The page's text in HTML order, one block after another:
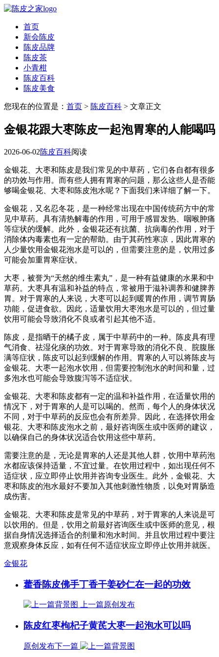
首页
新会陈皮
陈皮品牌
陈皮茶
小青柑
陈皮百科
陈皮美食
您现在的位置是： 首页 > 陈皮百科 > 文章正文
金银花跟大枣陈皮一起泡胃寒的人能喝吗
2026-06-02陈皮百科阅读
金银花、大枣和陈皮是我们常见的中草药，它们各自都有很多
的功效与作用。而有些人拥有胃寒的问题，那么这些人是否能
够喝金银花、大枣和陈皮泡水呢？下面我们来详细了解一下。
金银花，又名忍冬花，是一种经常出现在中国传统药方中的常
见中草药。具有清热解毒的作用，可用于感冒发热、咽喉肿痛
等症状的缓解。此外，金银花还有抗菌、抗病毒的作用，对于
消除体内毒素也有一定的帮助。由于其药性寒凉，因此胃寒的
人少量饮用金银花泡水是可以的，但需要注意的是，饮用过多
可能会加重胃寒症状。
大枣，被誉为“天然的维生素丸”，是一种有益健康的水果和中
草药。大枣具有温和补益的特点，常被用于滋补调养和健脾养
胃。对于胃寒的人来说，大枣可以起到暖胃的作用，调节胃肠
功能，促进食欲。因此，适量饮用大枣泡水是可以的，但过量
饮用可能会导致消化不良或者引起其他不适。
陈皮，是指晒干的橘子皮，属于中草药中的一种。陈皮具有理
气消食、祛湿化痰的功效。对于胃寒导致的消化不良、脘腹胀
满等症状，陈皮可以起到缓解的作用。胃寒的人可以将陈皮与
金银花、大枣一起泡水饮用，但需要控制泡水的时间和量，过
多泡水也可能会导致腹泻等不适症状。
金银花、大枣和陈皮都有一定的温和补益作用，在适量饮用的
情况下，对于胃寒的人是可以喝的。然而，每个人的身体状况
不同，对于中草药的反应也会有所差异。因此，在选择饮用金
银花、大枣和陈皮泡水之前，最好咨询医生或中医师的建议，
以确保自己的身体状况适合饮用这些中草药。
需要注意的是，无论是胃寒的人还是其他人群，饮用中草药泡
水都应该保持适量，不宜过量。在饮用过程中，如出现任何不
适症状，应立即停止饮用并咨询专业医生。此外，金银花、大
枣和陈皮的泡水最好不要加入其他刺激性物质，以免对胃肠造
成伤害。
金银花、大枣和陈皮是常见的中草药，对于胃寒的人来说是可
以饮用的。但是，饮用之前最好咨询医生或中医师的意见，根
据自身情况选择适合的剂量和泡水时间。并且饮用过程中要注
意观察身体反应，如有任何不适症状应立即停止饮用并就医。
金银花
藿香陈皮佛手丁香干姜砂仁在一起的功效
上一篇原创发布
陈皮红枣枸杞子黄芪大枣一起泡水可以吗
原创发布下一篇